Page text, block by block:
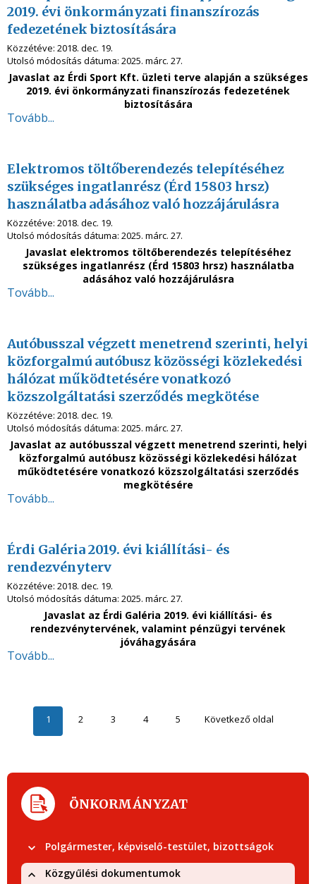
2019. évi önkormányzati finanszírozás
fedezetének biztosítására
Közzétéve: 2018. dec. 19.
Utolsó módosítás dátuma: 2025. márc. 27.
Javaslat az Érdi Sport Kft. üzleti terve alapján a szükséges
2019. évi önkormányzati finanszírozás fedezetének
biztosítására
Tovább...
Elektromos töltőberendezés telepítéséhez
szükséges ingatlanrész (Érd 15803 hrsz)
használatba adásához való hozzájárulásra
Közzétéve: 2018. dec. 19.
Utolsó módosítás dátuma: 2025. márc. 27.
Javaslat elektromos töltőberendezés telepítéséhez
szükséges ingatlanrész (Érd 15803 hrsz) használatba
adásához való hozzájárulásra
Tovább...
Autóbusszal végzett menetrend szerinti, helyi
közforgalmú autóbusz közösségi közlekedési
hálózat működtetésére vonatkozó
közszolgáltatási szerződés megkötése
Közzétéve: 2018. dec. 19.
Utolsó módosítás dátuma: 2025. márc. 27.
Javaslat az autóbusszal végzett menetrend szerinti, helyi
közforgalmú autóbusz közösségi közlekedési hálózat
működtetésére vonatkozó közszolgáltatási szerződés
megkötésére
Tovább...
Érdi Galéria 2019. évi kiállítási- és
rendezvényterv
Közzétéve: 2018. dec. 19.
Utolsó módosítás dátuma: 2025. márc. 27.
Javaslat az Érdi Galéria 2019. évi kiállítási- és
rendezvénytervének, valamint pénzügyi tervének
jóváhagyására
Tovább...
1 2 3 4 5 Következő oldal
ÖNKORMÁNYZAT
Polgármester, képviselő-testület, bizottságok
Közgyűlési dokumentumok